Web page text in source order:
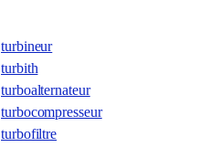
turbineur
turbith
turboalternateur
turbocompresseur
turbofiltre